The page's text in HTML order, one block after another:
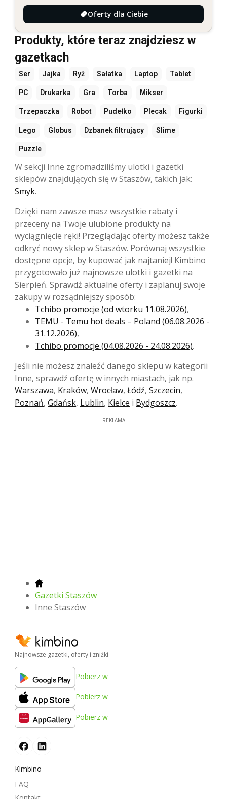
Oferty dla Ciebie
Produkty, które teraz znajdziesz w
gazetkach
Ser Jajka Ryż Sałatka Laptop Tablet
PC Drukarka Gra Torba Mikser
Trzepaczka Robot Pudełko Plecak Figurki
Lego Globus Dzbanek filtrujący Slime
Puzzle
W sekcji Inne zgromadziliśmy ulotki i gazetki
sklepów znajdujących się w Staszów, takich jak:
Smyk.
Dzięki nam zawsze masz wszystkie rabaty i
przeceny na Twoje ulubione produkty na
wyciągnięcie ręki! Przeglądając oferty możesz także
odkryć nowy sklep w Staszów. Porównaj wszystkie
dostępne opcje, by kupować jak najtaniej! Kimbino
przygotowało już najnowsze ulotki i gazetki na
Sierpień. Sprawdź aktualne oferty i zaplanuj swoje
zakupy w rozsądniejszy sposób:
Tchibo promocje (od wtorku 11.08.2026),
TEMU - Temu hot deals – Poland (06.08.2026 -
31.12.2026),
Tchibo promocje (04.08.2026 - 24.08.2026).
Jeśli nie możesz znaleźć danego sklepu w kategorii
Inne, sprawdź ofertę w innych miastach, jak np.
Warszawa, Kraków, Wrocław, Łódź, Szczecin,
Poznań, Gdańsk, Lublin, Kielce i Bydgoszcz.
REKLAMA
Gazetki Staszów
Inne Staszów
Najnowsze gazetki, oferty i zniżki
Pobierz w
Pobierz w
Pobierz w
Kimbino
FAQ